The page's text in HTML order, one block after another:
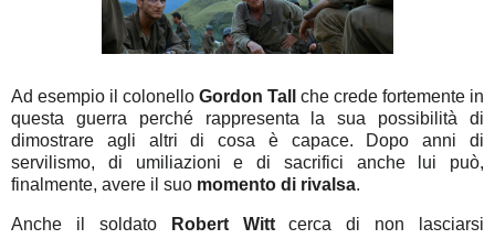
Ad esempio il colonello Gordon Tall
che crede fortemente in
questa guerra perché rappresenta la sua possibilità di
dimostrare agli altri di cosa è capace. Dopo anni di
servilismo, di umiliazioni e di sacrifici anche lui può,
finalmente, avere il suo momento di rivalsa.
Anche il soldato Robert Wittcerca di non lasciarsi